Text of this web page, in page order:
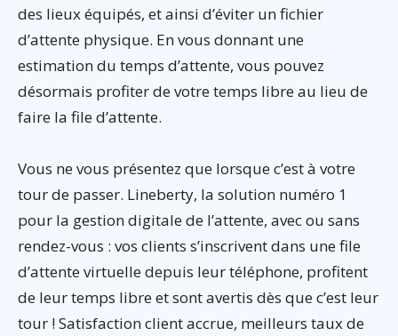
des lieux équipés, et ainsi d’éviter un fichier
d’attente physique. En vous donnant une
estimation du temps d’attente, vous pouvez
désormais profiter de votre temps libre au lieu de
faire la file d’attente.
Vous ne vous présentez que lorsque c’est à votre
tour de passer. Lineberty, la solution numéro 1
pour la gestion digitale de l’attente, avec ou sans
rendez-vous : vos clients s’inscrivent dans une file
d’attente virtuelle depuis leur téléphone, profitent
de leur temps libre et sont avertis dès que c’est leur
tour ! Satisfaction client accrue, meilleurs taux de